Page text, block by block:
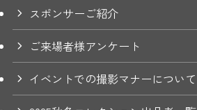
スポンサーご紹介
ご来場者様アンケート
イベントでの撮影マナーについて